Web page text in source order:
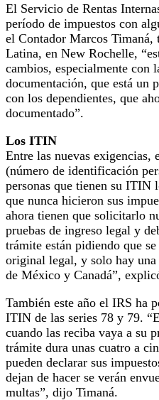
El Servicio de Rentas
período de impuestos con
el Contador Marcos Timaná,
Latina, en New Rochelle,
cambios, especialmente con
documentación, que está un
con los dependientes, que
documentado”.
Los ITIN
Entre las nuevas exigencias,
(número de identificación
personas que tienen su ITIN
que nunca hicieron sus
ahora tienen que solicitarlo
pruebas de ingreso legal y
trámite están pidiendo que
original legal, y solo hay una
de México y Canadá”,
También este año el IRS ha
ITIN de las series 78 y 79.
cuando las reciba vaya a su
trámite dura unas cuatro a
pueden declarar sus
dejan de hacer se verán
multas”, dijo Timaná.